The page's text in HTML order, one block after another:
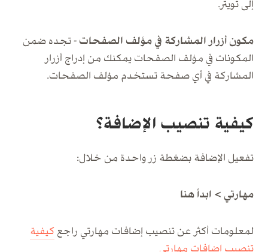
إلى تويتر.
مكون أزرار المشاركة في مؤلف الصفحات -تجده ضمن
المكونات في مؤلف الصفحات يمكنك من إدراج أزرار
المشاركة في أي صفحة تستخدم مؤلف الصفحات.
كيفية تنصيب الإضافة؟
تفعيل الإضافة بضغطة زر واحدة من خلال:
مهارتي > ابدأ هنا
لمعلومات أكثر عن تنصيب إضافات مهارتي راجع كيفية